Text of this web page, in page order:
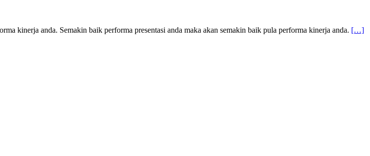
kinerja anda. Semakin baik performa presentasi anda maka akan semakin baik pula performa kinerja anda. […]